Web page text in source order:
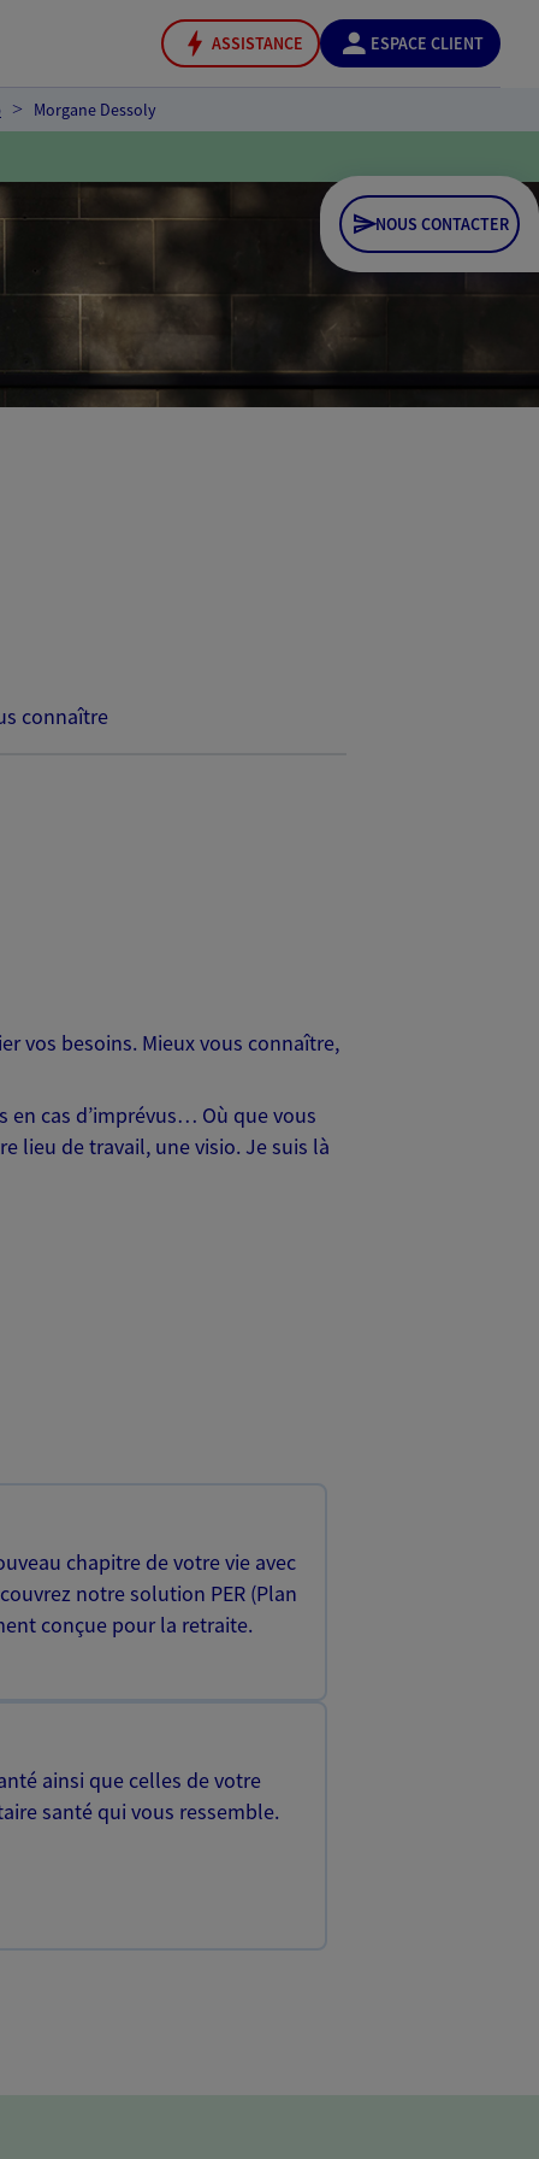
ASSISTANCE ESPACE CLIENT
Morgane Dessoly
NOUS CONTACTER
connaître
vos besoins. Mieux vous connaître,
en cas d’imprévus… Où que vous
lieu de travail, une visio. Je suis là
chapitre de votre vie avec
notre solution PER (Plan
conçue pour la retraite.
ainsi que celles de votre
santé qui vous ressemble.